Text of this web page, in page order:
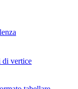
di vertice